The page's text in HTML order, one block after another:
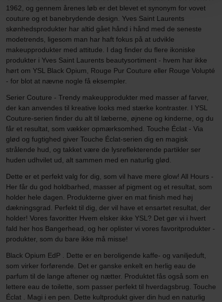
1962, og gennem årenes løb er det blevet et synonym for vovet
couture og et banebrydende design. Yves Saint Laurents
skønhedsprodukter har altid gået hånd i hånd med de seneste
modetrends, ligesom man har haft fokus på at udvikle
makeupprodukter med attitude. I dag finder du flere ikoniske
produkter i Yves Saint Laurents beautysortiment - hvem har ikke
hørt om YSL Black Opium, Rouge Pur Couture eller Rouge Volupté
- for blot at nævne nogle få eksempler.
Serier Couture - Trendy makeupprodukter med masser af farver,
der kan anvendes til kreative looks med stærke kontraster. I YSL
Couture-serien finder du alt til læberne, øjnene og kinderne, og du
får et resultat, som vækker opmærksomhed. Touche Éclat - Via
glød og fugtighed giver Touche Éclat-serien dig en magisk
strålende hud, og takket være de lysreflekterende partikler ser
huden udhvilet ud, alt sammen med en naturlig glød.
Dette er et perfekt valg for dig, som vil have mere glow! All Hours -
Her får du god holdbarhed, masser af pigment og et resultat, som
holder hele dagen. Produkterne giver en mat finish med høj
dækningsgrad. Perfekt til dig, der vil have et ensartet resultat, der
holder! Vores favoritter Hvem elsker ikke YSL? Det gør vi i hvert
fald her hos Bangerhead, og her oplister vi vores favoritprodukter -
produkter, som du bare ikke må misse!
Black Opium EdP . Dette er en beroligende kaffe- og vaniljeduft,
som virker forførende. Det er ganske enkelt en herlig eau de
parfum til de lange aftener og nætter. Produktet fås også som en
lettere eau de toilette, som passer perfekt til hverdagsbrug. Touche
Éclat . Magi i en pen. Dette kultprodukt giver din hud en naturlig